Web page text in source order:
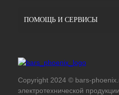
ПОМОЩЬ И СЕРВИСЫ
Copyright 2024 © bars-
электротехнической